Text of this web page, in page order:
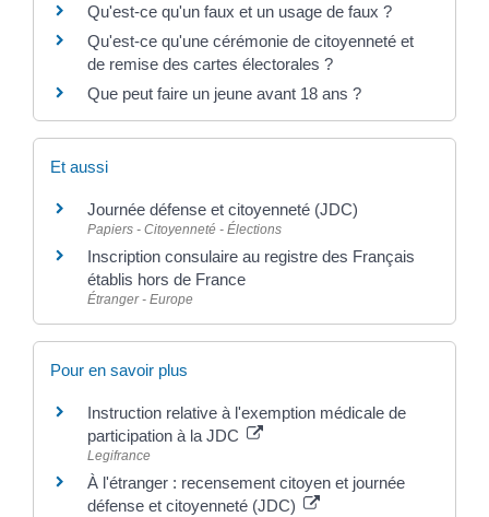
Qu'est-ce qu'un faux et un usage de faux ?
Qu'est-ce qu'une cérémonie de citoyenneté et
de remise des cartes électorales ?
Que peut faire un jeune avant 18 ans ?
Et aussi
Journée défense et citoyenneté (JDC)
Papiers - Citoyenneté - Élections
Inscription consulaire au registre des Français
établis hors de France
Étranger - Europe
Pour en savoir plus
Instruction relative à l'exemption médicale de
participation à la JDC
Legifrance
À l'étranger : recensement citoyen et journée
défense et citoyenneté (JDC)